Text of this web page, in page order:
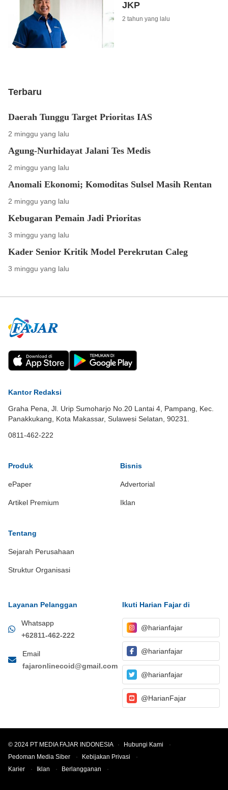
JKP
2 tahun yang lalu
Terbaru
Daerah Tunggu Target Prioritas IAS
2 minggu yang lalu
Agung-Nurhidayat Jalani Tes Medis
2 minggu yang lalu
Anomali Ekonomi; Komoditas Sulsel Masih Rentan
2 minggu yang lalu
Kebugaran Pemain Jadi Prioritas
3 minggu yang lalu
Kader Senior Kritik Model Perekrutan Caleg
3 minggu yang lalu
Kantor Redaksi
Graha Pena, Jl. Urip Sumoharjo No.20 Lantai 4, Pampang, Kec.
Panakkukang, Kota Makassar, Sulawesi Selatan, 90231.
0811-462-222
Produk
ePaper
Artikel Premium
Bisnis
Advertorial
Iklan
Tentang
Sejarah Perusahaan
Struktur Organisasi
Layanan Pelanggan
Whatsapp
+62811-462-222
Email
fajaronlinecoid@gmail.com
Ikuti Harian Fajar di
@harianfajar
@harianfajar
@harianfajar
@HarianFajar
© 2024 PT MEDIA FAJAR INDONESIA · Hubungi Kami
·
Pedoman Media Siber
· Kebijakan Privasi
·
Karier
· Iklan · Berlangganan ·